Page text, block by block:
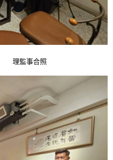
理監事合照